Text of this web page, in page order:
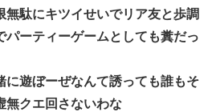
無駄にキツイせいでリア友と歩調
パーティーゲームとしても糞だっ
に遊ぼーぜなんて誘っても誰もそ
無クエ回さないわな